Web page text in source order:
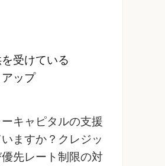
受けている
ップ
キャピタルの支援
ますか？クレジッ
優先レート制限の対